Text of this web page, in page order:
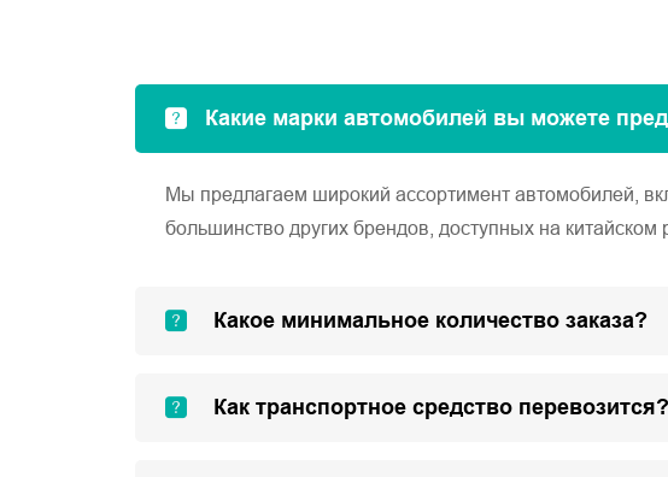
Какие марки автомобилей вы можете
Мы предлагаем широкий ассортимент автомобилей,
большинство других брендов, доступных на китайском
Какое минимальное количество заказа?
Как транспортное средство перевозится?